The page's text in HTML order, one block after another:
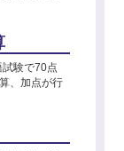
験で70点
、加点が行